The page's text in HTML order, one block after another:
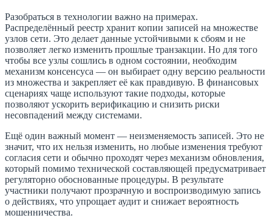
Разобраться в технологии важно на примерах.
Распределённый реестр хранит копии записей на множестве
узлов сети. Это делает данные устойчивыми к сбоям и не
позволяет легко изменить прошлые транзакции. Но для того
чтобы все узлы сошлись в одном состоянии, необходим
механизм консенсуса — он выбирает одну версию реальности
из множества и закрепляет её как правдивую. В финансовых
сценариях чаще используют такие подходы, которые
позволяют ускорить верификацию и снизить риски
несовпадений между системами.
Ещё один важный момент — неизменяемость записей. Это не
значит, что их нельзя изменить, но любые изменения требуют
согласия сети и обычно проходят через механизм обновления,
который помимо технической составляющей предусматривает
регуляторно обоснованные процедуры. В результате
участники получают прозрачную и воспроизводимую запись
о действиях, что упрощает аудит и снижаeт вероятность
мошенничества.